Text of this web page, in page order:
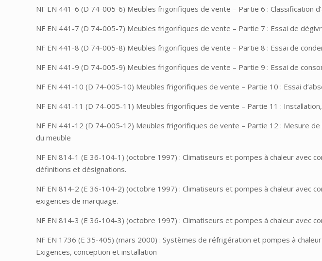
NF EN 441-6 (D 74-005-6) Meubles frigorifiques de vente – Partie 6 : Classification
NF EN 441-7 (D 74-005-7) Meubles frigorifiques de vente – Partie 7 : Essai de
NF EN 441-8 (D 74-005-8) Meubles frigorifiques de vente – Partie 8 : Essai de
NF EN 441-9 (D 74-005-9) Meubles frigorifiques de vente – Partie 9 : Essai de
NF EN 441-10 (D 74-005-10) Meubles frigorifiques de vente – Partie 10 : Essai
NF EN 441-11 (D 74-005-11) Meubles frigorifiques de vente – Partie 11 :
NF EN 441-12 (D 74-005-12) Meubles frigorifiques de vente – Partie 12 : Mesure
du meuble
NF EN 814-1 (E 36-104-1) (octobre 1997) : Climatiseurs et pompes à chaleur
définitions et désignations.
NF EN 814-2 (E 36-104-2) (octobre 1997) : Climatiseurs et pompes à chaleur
exigences de marquage.
NF EN 814-3 (E 36-104-3) (octobre 1997) : Climatiseurs et pompes à chaleur avec
NF EN 1736 (E 35-405) (mars 2000) : Systèmes de réfrigération et pompes à
Exigences, conception et installation